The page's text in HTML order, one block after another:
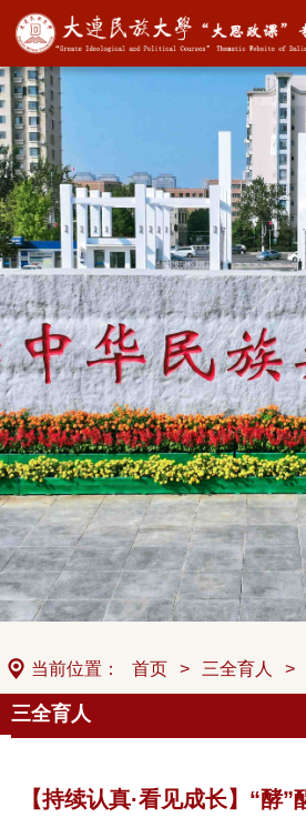
当前位置： 首页 > 三全育人 >
三全育人
【持续认真·看见成长】“酵